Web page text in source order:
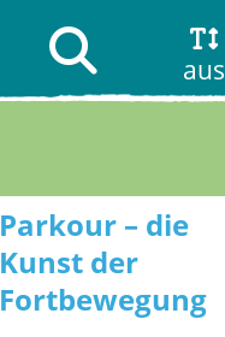
aus
Parkour – die
Kunst der
Fortbewegung